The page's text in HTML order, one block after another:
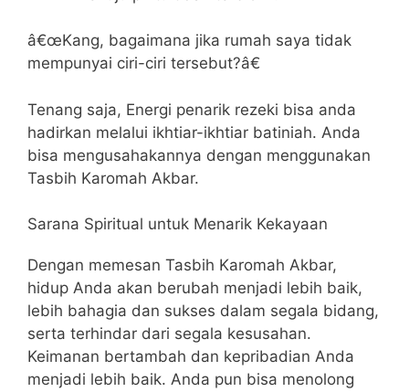
â€œKang, bagaimana jika rumah saya tidak
mempunyai ciri-ciri tersebut?â€
Tenang saja, Energi penarik rezeki bisa anda
hadirkan melalui ikhtiar-ikhtiar batiniah. Anda
bisa mengusahakannya dengan menggunakan
Tasbih Karomah Akbar.
Sarana Spiritual untuk Menarik Kekayaan
Dengan memesan Tasbih Karomah Akbar,
hidup Anda akan berubah menjadi lebih baik,
lebih bahagia dan sukses dalam segala bidang,
serta terhindar dari segala kesusahan.
Keimanan bertambah dan kepribadian Anda
menjadi lebih baik. Anda pun bisa menolong